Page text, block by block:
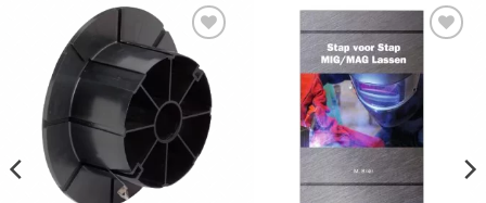
Toevoegen
aan
wenslijst
Toevoegen
wenslijst